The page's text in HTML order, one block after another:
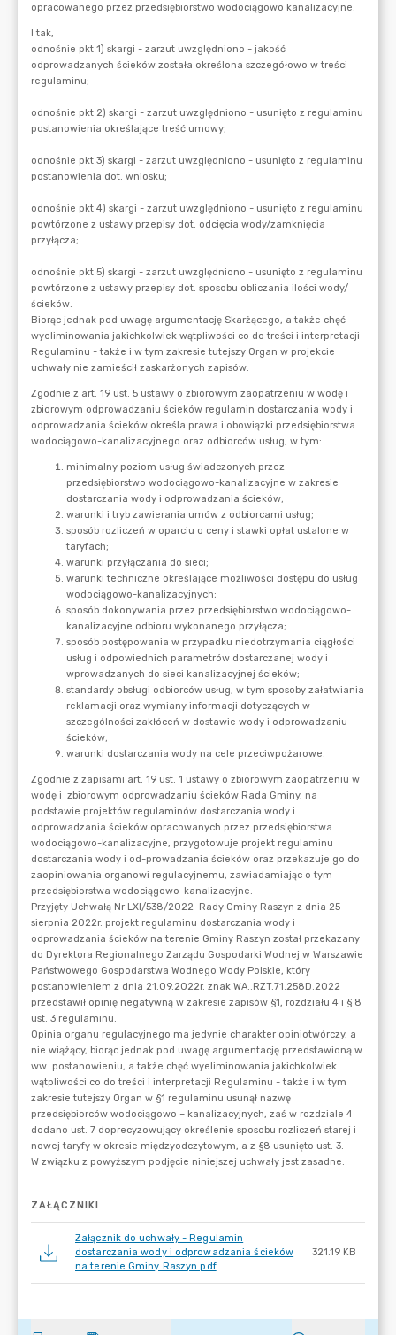
ZAŁĄCZNIKI
Załącznik do uchwały - Regulamin
dostarczania wody i odprowadzania ścieków
na terenie Gminy Raszyn.pdf
321.19 KB